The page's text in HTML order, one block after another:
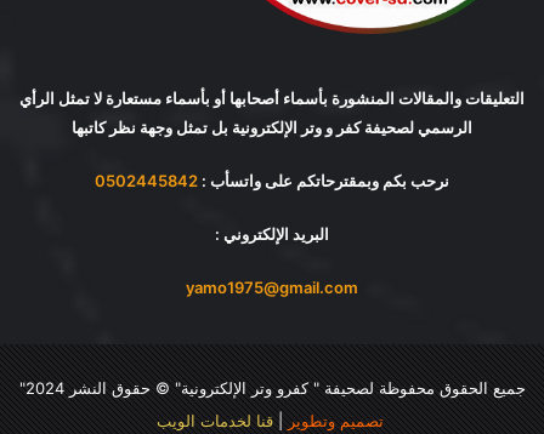
التعليقات والمقالات المنشورة بأسماء أصحابها أو بأسماء مستعارة لا تمثل الرأي
الرسمي لصحيفة كفر و وتر الإلكترونية بل تمثل وجهة نظر كاتبها
نرحب بكم وبمقترحاتكم على واتسأب : 0502445842
البريد الإلكتروني :
yamo1975@gmail.com
جميع الحقوق محفوظة لصحيفة "كفرو وتر الإلكترونية" © حقوق النشر 2024"
تصميم وتطوير
|قنا لخدمات الويب